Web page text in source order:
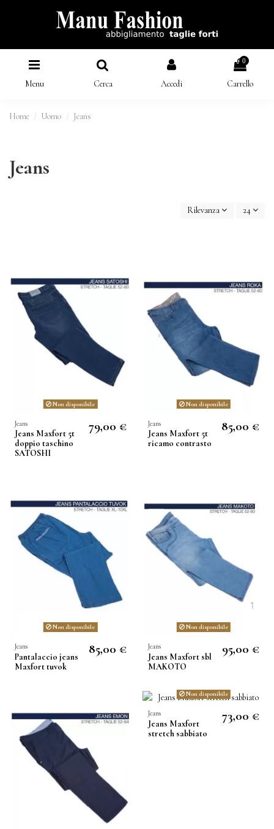
Menu Cerca Accedi
0
Carrello
Home Uomo Jeans
Jeans
Rilevanza 24
Non disponibile
Jeans
Jeans Maxfort 5t
doppio taschino
SATOSHI
79,00 €
Non disponibile
Jeans
Jeans Maxfort 5t
ricamo contrasto
85,00 €
Non disponibile
Jeans
Pantalaccio jeans
Maxfort tuvok
85,00 €
Non disponibile
Jeans
Jeans Maxfort sbl
MAKOTO
95,00 €
Non disponibile
Jeans
Jeans Maxfort
stretch sabbiato
73,00 €